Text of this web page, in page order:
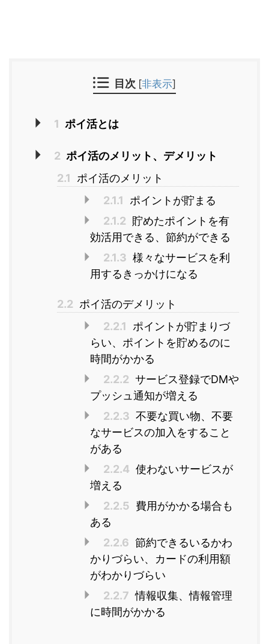
目次 [非表示]
1 ポイ活とは
2 ポイ活のメリット、デメリット
2.1
ポイ活のメリット
2.1.1
ポイントが貯まる
2.1.2 貯めたポイントを有
効活用できる、節約ができる
2.1.3 様々なサービスを利
用するきっかけになる
2.2 ポイ活のデメリット
2.2.1
ポイントが貯まりづ
らい、ポイントを貯めるのに
時間がかかる
2.2.2 サービス登録でDMや
プッシュ通知が増える
2.2.3 不要な買い物、不要
なサービスの加入をすること
がある
2.2.4 使わないサービスが
増える
2.2.5 費用がかかる場合も
ある
2.2.6 節約できるいるかわ
かりづらい、カードの利用額
がわかりづらい
2.2.7 情報収集、情報管理
に時間がかかる